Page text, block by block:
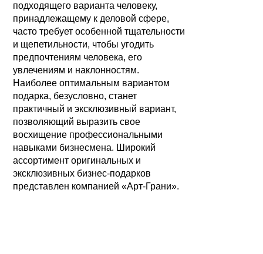
подходящего варианта человеку,
принадлежащему к деловой сфере,
часто требует особенной тщательности
и щепетильности, чтобы угодить
предпочтениям человека, его
увлечениям и наклонностям.
Наиболее оптимальным вариантом
подарка, безусловно, станет
практичный и эксклюзивный вариант,
позволяющий выразить свое
восхищение профессиональными
навыками бизнесмена. Широкий
ассортимент оригинальных и
эксклюзивных бизнес-подарков
представлен компанией «Арт-Грани».